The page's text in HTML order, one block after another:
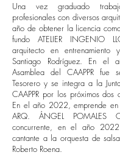
Una vez graduado
profesionales con diversos
año de obtener la licencia
fundo ATELIER INGENIO
arquitecto en entrenamiento
Santiago Rodríguez. En
Asamblea del CAAPPR fue
Tesorero y se integra a la
CAAPPR por los próximos dos
En el año 2022, emprende en
ARQ. ÁNGEL POMALES
concurrente, en el año
cantante a la orquesta de
Roberto Roena.